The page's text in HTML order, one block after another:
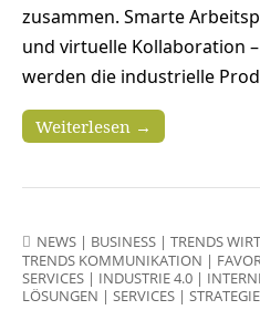
zusammen. Smarte
und virtuelle Kollaboration
werden die industrielle
Weiterlesen →
NEWS | BUSINESS | TRENDS
TRENDS KOMMUNIKATION |
SERVICES | INDUSTRIE 4.0 |
LÖSUNGEN | SERVICES |